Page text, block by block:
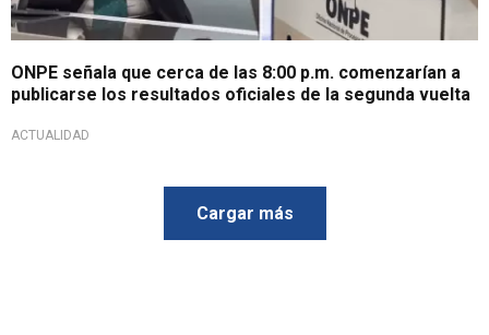
ONPE señala que cerca de las 8:00 p.m. comenzarían a
publicarse los resultados oficiales de la segunda vuelta
ACTUALIDAD
Cargar más